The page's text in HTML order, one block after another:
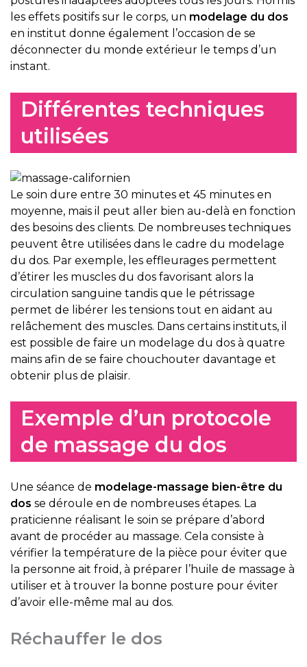
les effets positifs sur le corps, un modelage du dos
en institut donne également l’occasion de se
déconnecter du monde extérieur le temps d’un
instant.
Différentes techniques
utilisées
Le soin dure entre 30 minutes et 45 minutes en
moyenne, mais il peut aller bien au-delà en fonction
des besoins des clients. De nombreuses techniques
peuvent être utilisées dans le cadre du modelage
du dos. Par exemple, les effleurages permettent
d’étirer les muscles du dos favorisant alors la
circulation sanguine tandis que le pétrissage
permet de libérer les tensions tout en aidant au
relâchement des muscles. Dans certains instituts, il
est possible de faire un modelage du dos à quatre
mains afin de se faire chouchouter davantage et
obtenir plus de plaisir.
Exemple d’un protocole
de massage du dos
Une séance de modelage-massage bien-être du
dos se déroule en de nombreuses étapes. La
praticienne réalisant le soin se prépare d’abord
avant de procéder au massage. Cela consiste à
vérifier la température de la pièce pour éviter que
la personne ait froid, à préparer l’huile de massage à
utiliser et à trouver la bonne posture pour éviter
d’avoir elle-même mal au dos.
Réchauffer le dos